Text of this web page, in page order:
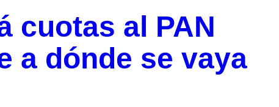
cuotas al PAN
a dónde se vaya